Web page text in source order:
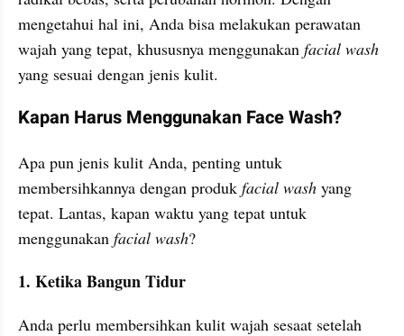
mengetahui hal ini, Anda bisa melakukan perawatan
wajah yang tepat, khususnya menggunakan
yang sesuai dengan jenis kulit.
Kapan Harus Menggunakan Face Wash?
Apa pun jenis kulit Anda, penting untuk
membersihkannya dengan produk facial wash yang
tepat. Lantas, kapan waktu yang tepat untuk
menggunakan facial wash?
1. Ketika Bangun Tidur
Anda perlu membersihkan kulit wajah sesaat setelah